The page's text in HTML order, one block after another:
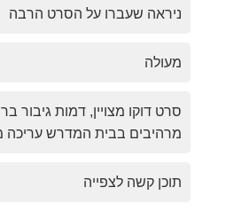
ניראה שעברו על הסרט הרבה
מעולה
סרט דוקו מצויין, דמות גיבור
מרהיבים בבית המדרש עריכה
תוכן קשה לצפייה